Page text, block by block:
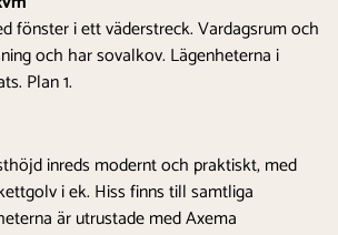
fönster i ett väderstreck. Vardagsrum och
och har sovalkov. Lägenheterna i
Plan 1.
inreds modernt och praktiskt, med
i ek. Hiss finns till samtliga
är utrustade med Axema